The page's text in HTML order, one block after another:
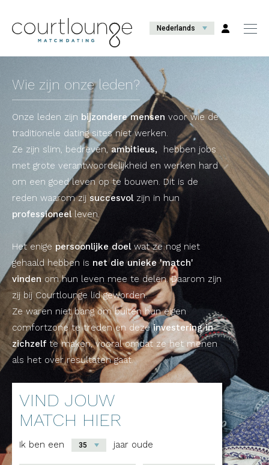
Nederlands
Wie zijn onze leden?
Onze leden zijn bijzondere mensen voor wie de
traditionele dating sites niet werken.
Ze zijn slim, bedreven,ambitieus, hebben jobs
met grote verantwoordelijkheid en werken hard
om een goed leven op te bouwen. Dit is de
reden waarom zij succesvol zijn in hun
professioneel leven.
Het enige persoonlijke doelwat ze nog niet
gehaald hebben is net die unieke 'match'
vinden om hun leven mee te delen. Daarom zijn
zij bij Courtlounge lid geworden.
Ze waren niet bang om buiten hun eigen
comfortzone te treden en dezeinvestering in
zichzelf te maken, vooral omdat ze het menen
als het over resultaten gaat.
VIND JOUW
MATCH HIER
Ik ben een 35 jaar oude